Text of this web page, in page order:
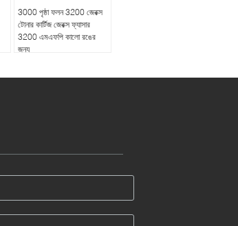
3000 পৃষ্ঠা ফলন 3200 জেরক্স
টোনার কার্টিজ জেরক্স ফ্যাসার
3200 এমএফপি কালো রঙের
জন্য